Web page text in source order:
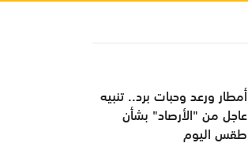
أمطار ورعد وحبات برد.. تنبيه
عاجل من "الأرصاد" بشأن
طقس اليوم